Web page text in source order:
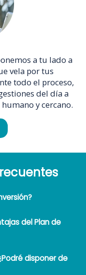
a tu lado a
vela por tus
todo el proceso,
del día a
y cercano.
del Plan de
disponer de